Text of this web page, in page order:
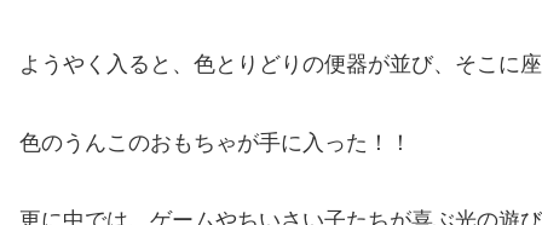
ようやく入ると、色とりどりの便器が並び、そこに
色のうんこのおもちゃが手に入った！！